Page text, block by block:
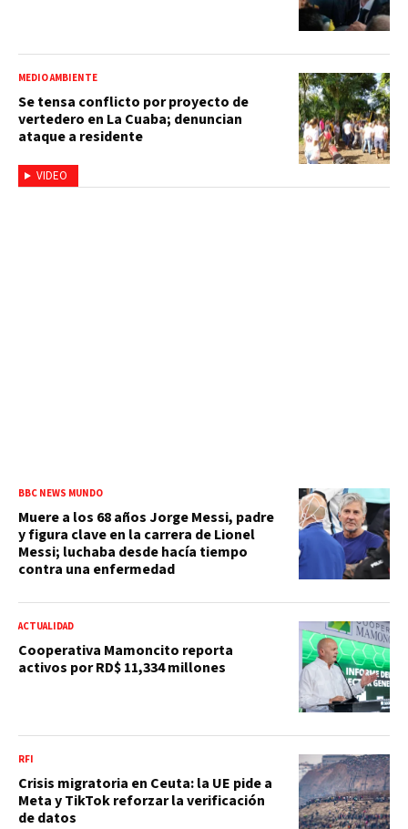
VIDEO
MEDIO AMBIENTE
Se tensa conflicto por proyecto de
vertedero en La Cuaba; denuncian
ataque a residente
BBC NEWS MUNDO
Muere a los 68 años Jorge Messi, padre
y figura clave en la carrera de Lionel
Messi; luchaba desde hacía tiempo
contra una enfermedad
ACTUALIDAD
Cooperativa Mamoncito reporta
activos por RD$ 11,334 millones
RFI
Crisis migratoria en Ceuta: la UE pide a
Meta y TikTok reforzar la verificación
de datos